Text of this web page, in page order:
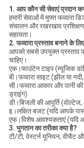
1. आप कौन सी सेवाएं प्रदान
हमारी सेवाओं में मुफ्त फव्वारा
संचालन और रखरखाव
सहायता।
2. फव्वारा प्रस्ताव बनाने के
आपको सबसे उपयुक्त प्रस्ताव
चाहिए।
एक।फाउंटेन टाइप (म्यूजिक
बी।फव्वारा साइट (झील या
सी।फव्वारा आकार और पानी
ड्राइंग)
डी।बिजली की आपूर्ति
इ।लक्षित बजट (यदि आपके
एफ।विशेष आवश्यकताएं (यदि
3. भुगतान का तरीका क्या है?
टी/टी, वेस्टर्न यूनियन, वीचैट